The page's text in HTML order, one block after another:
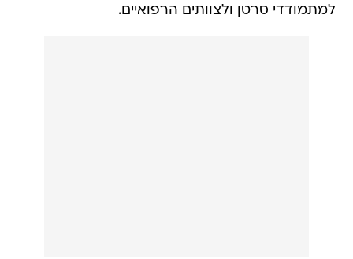
למתמודדי סרטן ולצוותים הרפואיים.